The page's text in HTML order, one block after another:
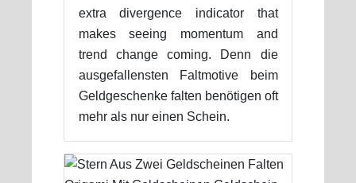
extra divergence indicator that
makes seeing momentum and
trend change coming. Denn die
ausgefallensten Faltmotive beim
Geldgeschenke falten benötigen oft
mehr als nur einen Schein.